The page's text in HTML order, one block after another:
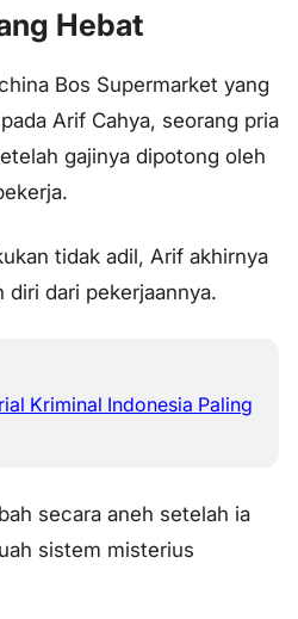
Hebat
Bos Supermarket yang
Arif Cahya, seorang pria
gajinya dipotong oleh
tidak adil, Arif akhirnya
diri dari pekerjaannya.
Kriminal Indonesia Paling
secara aneh setelah ia
sistem misterius